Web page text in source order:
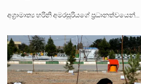
අග්‍රාමාත්‍ය හරිනි අමරසූරියගේ ප්‍රධානත්වයෙන්…